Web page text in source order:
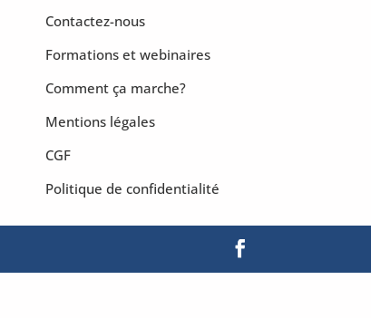
Contactez-nous
Formations et webinaires
Comment ça marche?
Mentions légales
CGF
Politique de confidentialité